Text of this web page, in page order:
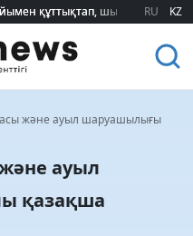
құттықтап, шығармашылық
құттықтап, шығармашылық
RU KZ
және ауыл шаруашылығы
ауыл
қазақша